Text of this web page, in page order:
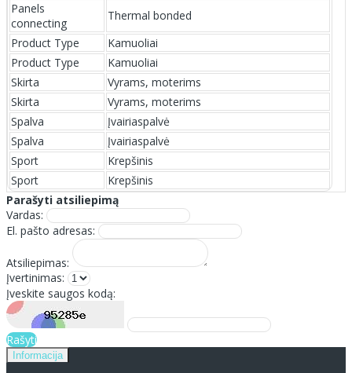
Panels
connecting
Thermal bonded
Product Type
Kamuoliai
Product Type
Kamuoliai
Skirta
Vyrams, moterims
Skirta
Vyrams, moterims
Spalva
Įvairiaspalvė
Spalva
Įvairiaspalvė
Sport
Krepšinis
Sport
Krepšinis
Parašyti atsiliepimą
Vardas:
El. pašto adresas:
Atsiliepimas:
Įvertinimas:
Įveskite saugos kodą:
Rašyti
Informacija